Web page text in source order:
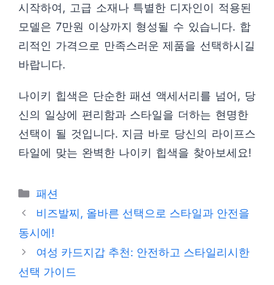
시작하여, 고급 소재나 특별한 디자인이 적용된
모델은 7만원 이상까지 형성될 수 있습니다. 합
리적인 가격으로 만족스러운 제품을 선택하시길
바랍니다.
나이키 힙색은 단순한 패션 액세서리를 넘어, 당
신의 일상에 편리함과 스타일을 더하는 현명한
선택이 될 것입니다. 지금 바로 당신의 라이프스
타일에 맞는 완벽한 나이키 힙색을 찾아보세요!
카
테
리
패션
비즈발찌, 올바른 선택으로 스타일과 안전을
동시에!
여성 카드지갑 추천: 안전하고 스타일리시한
선택 가이드